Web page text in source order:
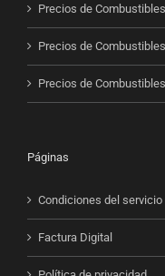
Precios de
Precios de
Precios de
Páginas
Condiciones del servicio
Factura Digital